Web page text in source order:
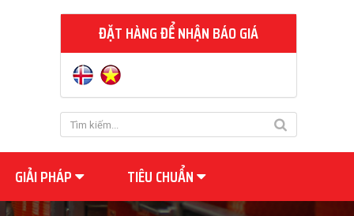
ĐẶT HÀNG ĐỂ NHẬN BÁO GIÁ
GIẢI PHÁP TIÊU CHUẨN